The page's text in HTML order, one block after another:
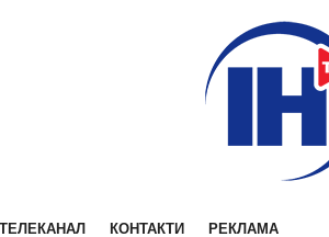
ТЕЛЕКАНАЛ КОНТАКТИ РЕКЛАМА